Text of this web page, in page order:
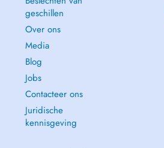
geschillen
Over ons
Media
Blog
Jobs
Contacteer ons
Juridische
kennisgeving